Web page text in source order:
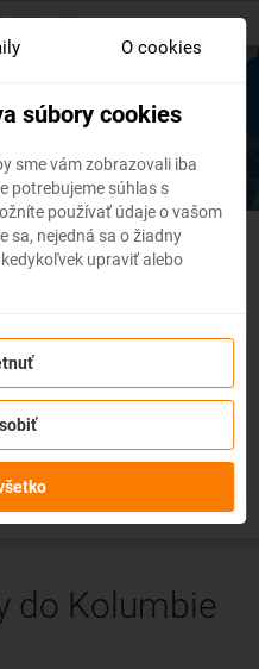
Kolumbia
Kolumbia
letenky
dôvodu
udania dôvodu!Po
údajov na letenke k
ceny z rezervácie.Službu si
rezervácie letenky.
do Kolumbie
O cookies
súbory cookies
sme vám zobrazovali iba
potrebujeme súhlas s
používať údaje o vašom
sa, nejedná sa o žiadny
upraviť alebo